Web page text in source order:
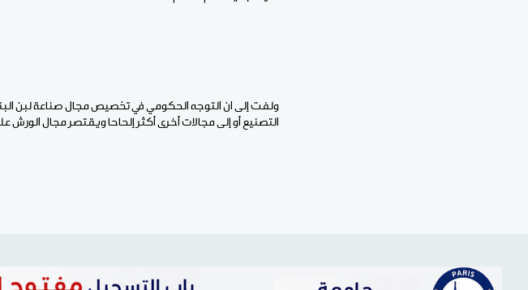
ولفت إلى ان التوجه الحكومي في تخصيص مجال صناعة لبن
التصنيع أو إلى مجالات أخرى أكثر إلحاحا ويقتصر مجال الورش